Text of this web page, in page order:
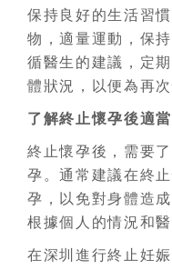
保持良好的生活習
物，適量運動，保
循醫生的建議，定
體狀況，以便為再
了解終止懷孕後適
終止懷孕後，需要
孕。通常建議在終
孕，以免對身體造
根據個人的情況和
在深圳進行終止妊